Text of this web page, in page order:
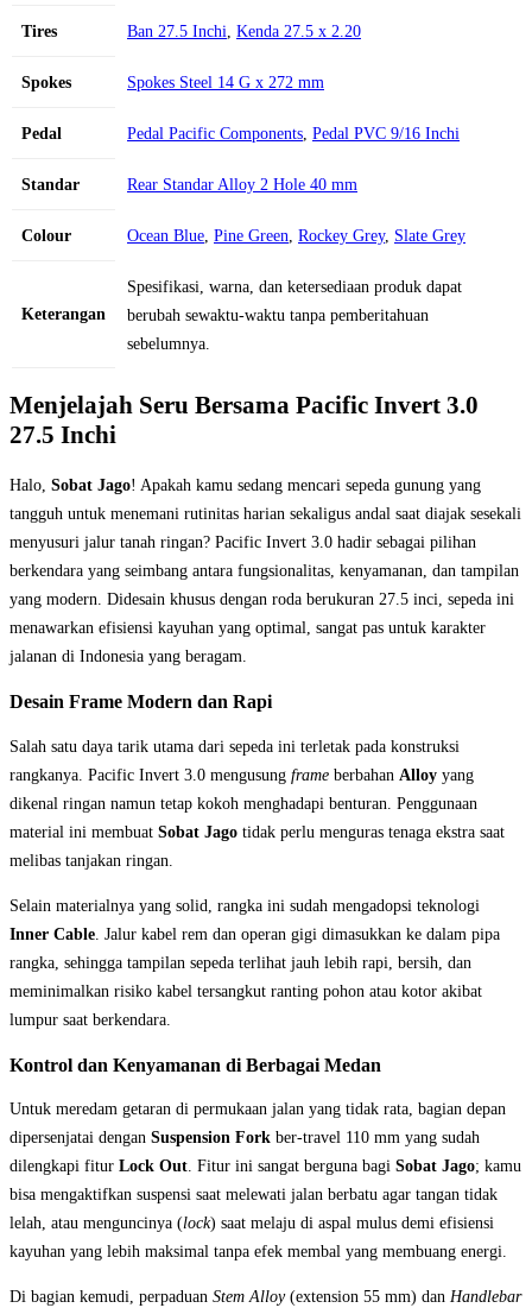
Tires Ban 27.5 Inchi Kenda 27.5 x 2.20
Spokes Spokes Steel 14 G x 272 mm
Pedal Pedal Pacific Components Pedal PVC 9/16 Inchi
Standar Rear Standar Alloy 2 Hole 40 mm
Colour Ocean Blue Pine Green Rockey Grey, Slate Grey
Keterangan
Spesifikasi, warna, dan ketersediaan produk dapat
berubah sewaktu-waktu tanpa pemberitahuan
sebelumnya.
Menjelajah Seru Bersama Pacific Invert 3.0
27.5 Inchi
Halo, Sobat Jago! Apakah kamu sedang mencari sepeda gunung yang
tangguh untuk menemani rutinitas harian sekaligus andal saat diajak sesekali
menyusuri jalur tanah ringan? Pacific Invert 3.0 hadir sebagai pilihan
berkendara yang seimbang antara fungsionalitas, kenyamanan, dan tampilan
yang modern. Didesain khusus dengan roda berukuran 27.5 inci, sepeda ini
menawarkan efisiensi kayuhan yang optimal, sangat pas untuk karakter
jalanan di Indonesia yang beragam.
Desain Frame Modern dan Rapi
Salah satu daya tarik utama dari sepeda ini terletak pada konstruksi
rangkanya. Pacific Invert 3.0 mengusung frame berbahan Alloy yang
dikenal ringan namun tetap kokoh menghadapi benturan. Penggunaan
material ini membuat Sobat Jago tidak perlu menguras tenaga ekstra saat
melibas tanjakan ringan.
Selain materialnya yang solid, rangka ini sudah mengadopsi teknologi
Inner Cable . Jalur kabel rem dan operan gigi dimasukkan ke dalam pipa
rangka, sehingga tampilan sepeda terlihat jauh lebih rapi, bersih, dan
meminimalkan risiko kabel tersangkut ranting pohon atau kotor akibat
lumpur saat berkendara.
Kontrol dan Kenyamanan di Berbagai Medan
Untuk meredam getaran di permukaan jalan yang tidak rata, bagian depan
dipersenjatai dengan Suspension Fork ber-travel 110 mm yang sudah
dilengkapi fitur Lock Out. Fitur ini sangat berguna bagi Sobat Jago; kamu
bisa mengaktifkan suspensi saat melewati jalan berbatu agar tangan tidak
lelah, atau menguncinya (lock) saat melaju di aspal mulus demi efisiensi
kayuhan yang lebih maksimal tanpa efek membal yang membuang energi.
Di bagian kemudi, perpaduan Stem Alloy(extension 55 mm) dan Handlebar